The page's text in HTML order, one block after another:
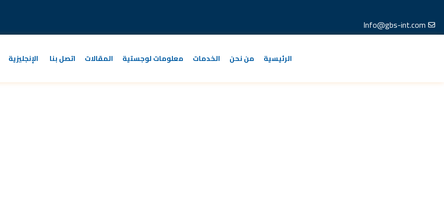
المحتوىInfo@gbs-int.com
الرئيسية من نحن الخدمات معلومات لوجستية المقالات اتصل بنا الإنجليزية